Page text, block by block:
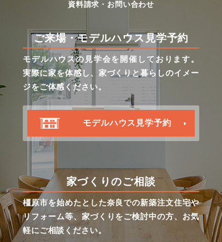
資料請求・お問い合わせ
ご来場・モデルハウス見学予約
モデルハウスの見学会を開催しております。
実際に家を体感し、家づくりと暮らしのイメー
ジをご体感ください。
モデルハウス見学予約
家づくりのご相談
橿原市を始めたとした奈良での新築注文住宅や
リフォーム等、家づくりをご検討中の方、お気
軽にご相談ください。